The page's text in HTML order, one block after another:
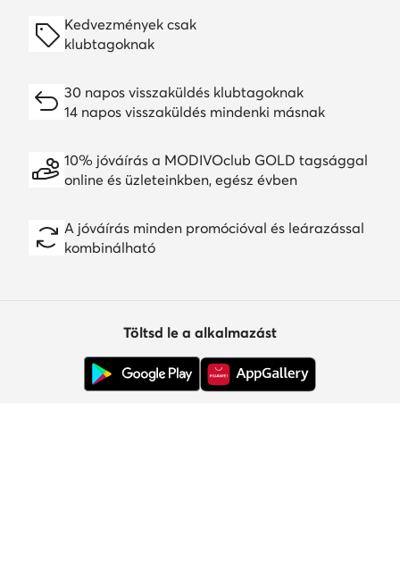
Kedvezmények csak
klubtagoknak
30 napos visszaküldés klubtagoknak
14 napos visszaküldés mindenki másnak
10% jóváírás a MODIVOclub GOLD tagsággal
online és üzleteinkben, egész évben
A jóváírás minden promócióval és leárazással
kombinálható
Töltsd le a alkalmazást